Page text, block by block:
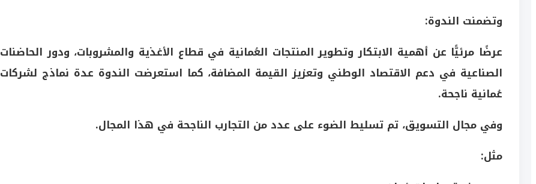
وتضمنت الندوة:
عرضًا مرئيًّا عن أهمية الابتكار وتطوير المنتجات العُمانية في قطاع الأغذية والمشروبات، ودور الحاضنات
الصناعية في دعم الاقتصاد الوطني وتعزيز القيمة المضافة، كما استعرضت الندوة عدة نماذج لشركات
عُمانية ناجحة.
وفي مجال التسويق، تم تسليط الضوء على عدد من التجارب الناجحة في هذا المجال.
مثل: